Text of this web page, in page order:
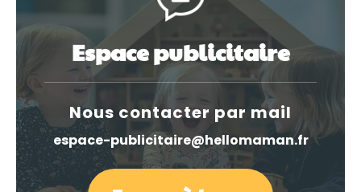
Espace publicitaire
Nous contacter par mail
espace-publicitaire@hellomaman.fr